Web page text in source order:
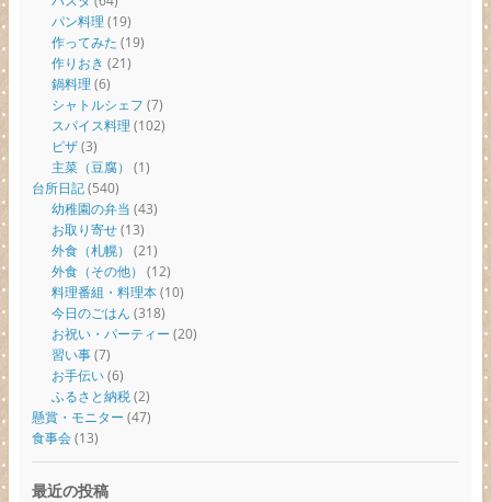
パン料理 (19)
作ってみた (19)
作りおき (21)
鍋料理 (6)
シャトルシェフ (7)
スパイス料理 (102)
ピザ(3)
主菜（豆腐） (1)
台所日記(540)
幼稚園の弁当 (43)
お取り寄せ(13)
外食（札幌） (21)
外食（その他） (12)
料理番組・料理本(10)
今日のごはん (318)
お祝い・パーティー (20)
習い事(7)
お手伝い(6)
ふるさと納税(2)
懸賞・モニター (47)
食事会(13)
最近の投稿